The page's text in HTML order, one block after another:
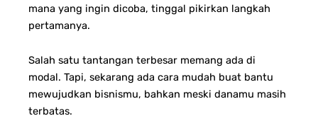
mana yang ingin dicoba, tinggal pikirkan langkah
pertamanya.
Salah satu tantangan terbesar memang ada di
modal. Tapi, sekarang ada cara mudah buat bantu
mewujudkan bisnismu, bahkan meski danamu masih
terbatas.